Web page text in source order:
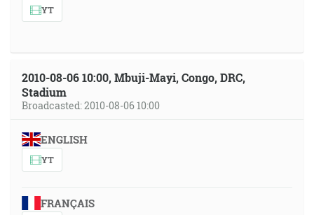
YT
2010-08-06 10:00, Mbuji-Mayi, Congo, DRC,
Stadium
Broadcasted: 2010-08-06 10:00
ENGLISH
YT
FRANÇAIS